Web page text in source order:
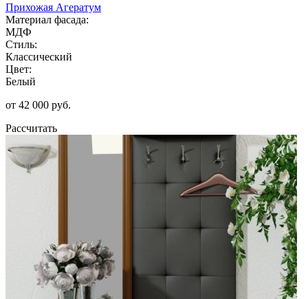
Прихожая Агератум
Материал фасада:
МДФ
Стиль:
Классический
Цвет:
Белый
от 42 000 руб.
Рассчитать